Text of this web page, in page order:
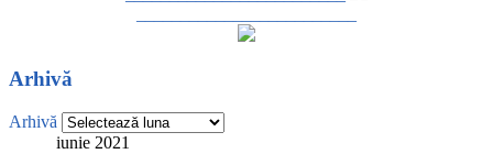
Arhivă
Arhivă
iunie 2021